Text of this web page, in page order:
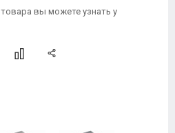
вы можете узнать у